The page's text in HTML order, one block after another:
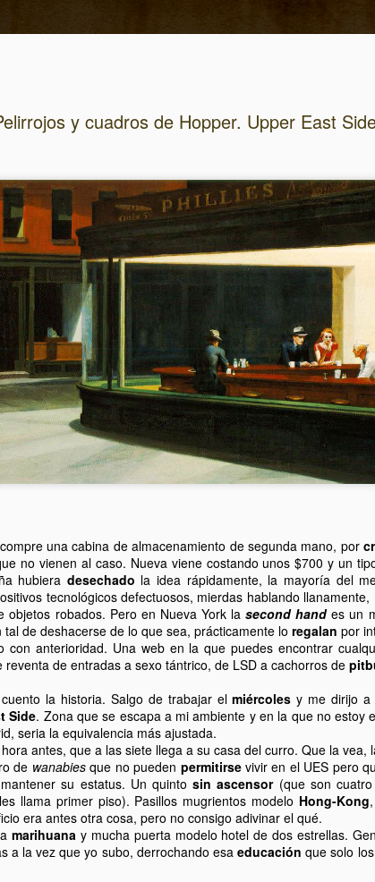
y cuadros de Hopper. Upper East
una cabina de almacenamiento de segunda mano, por
no vienen al caso. Nueva viene costando unos $700 y un
hubiera desechado la idea rápidamente, la mayoría del
tecnológicos defectuosos, mierdas hablando
objetos robados. Pero en Nueva York lasecond handes un
de deshacerse de lo que sea, prácticamente lo regalan por
con anterioridad. Una web en la que puedes encontrar
de entradas a sexo tántrico, de LSD a cachorros de
la historia. Salgo de trabajar elmiércoles y me dirijo a
Side. Zona que se escapa a mi ambiente y en la que no estoy
seria la equivalencia más ajustada.
antes, que a las siete llega a su casa del curro. Que la vea,
de wanabiesque no pueden permitirsevivir en el UES pero
su estatus. Un quintosin ascensor(que son cuatro
llama primer piso). Pasillos mugrientos modelo Hong-Kong
era antes otra cosa, pero no consigo adivinar el qué.
marihuanay mucha puerta modelo hotel de dos estrellas.
a la vez que yo subo, derrochando esaeducación que solo
me dedico, que
encontrar trabajo para
historia de nuestros
especiales, solo dos
pueden valer de ejemplo.
El domingo por la
Laura hizo el pequeño
norte de la ciudad
deje preparada la noche
fotos esa mañana para
me tiene fascinado.
Descubriendo barrio.
Yeshiva University.
un par de fines de semana
aventuramos hacia una zona
barrio que
no conocíamos, los
de Yeshiva University.
facultad de judíos Ortodoxos
incrustada en la
más dominicana de
Heights, creando
DEC
2
Black Friday y
hillbillies.
Best Buy de la Quinta Avenida
con la 44St. Quedaba cerca de mi
trabajo y necesitaba comprar unas
cosas. Pésima decisión.
Colas. Griterío. Gente matando
por ahorrarse dos duros vaciando
el stock de las grandes cadenas.
Y esa sensación aborregada,
sobrevolándolo todo, de sentirse
Versiones subterráneas
Esta mañana, a primera hora, me encontraba de tránsito en la
parada de Times Square. Agotado, con pocas horas de sueño y
gana de ir a trabajar. Cuando me dispongo a cruzar la
escucho a dos tipos versionando una canción que conozco y